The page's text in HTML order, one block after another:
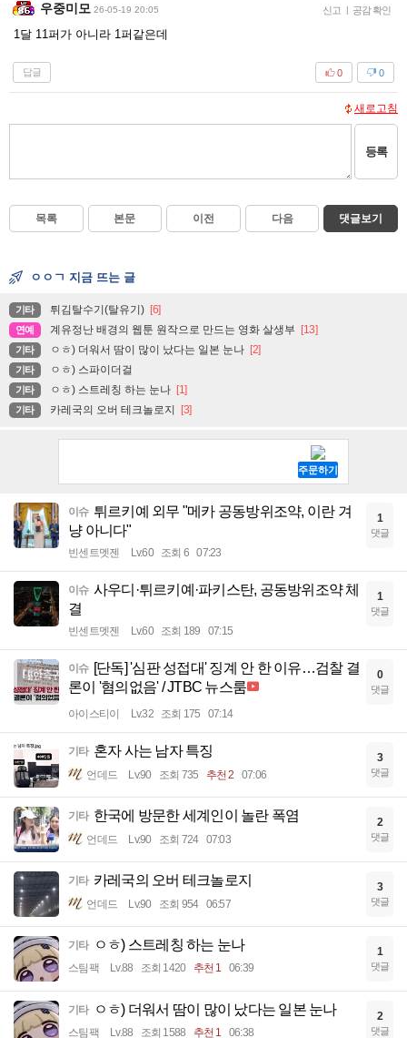
우중미모 26-05-19 20:05 신고 | 공감 확인
1달 11퍼가 아니라 1퍼같은데
답글 0
0
새로고침
등록
목록 본문 이전 다음 댓글보기
ㅇㅇㄱ 지금 뜨는 글
기타 튀김탈수기(탈유기) [6]
연예 계유정난 배경의 웹툰 원작으로 만드는 영화 살생부 [13]
기타 ㅇㅎ) 더워서 땀이 많이 났다는 일본 눈나 [2]
기타 ㅇㅎ) 스파이더걸
기타 ㅇㅎ) 스트레칭 하는 눈나 [1]
기타 카레국의 오버 테크놀로지 [3]
이슈 튀르키예 외무 "메카 공동방위조약, 이란 겨
냥 아니다"
빈센트멧젠 Lv.60 조회 6 07:23
1
댓글
이슈 사우디·튀르키예·파키스탄, 공동방위조약 체
결
빈센트멧젠 Lv.60 조회 189 07:15
1
댓글
이슈 [단독] '심판 성접대' 징계 안 한 이유…검찰 결
론이 '혐의없음' / JTBC 뉴스룸
아이스티이 Lv.32 조회 175 07:14
0
댓글
기타 혼자 사는 남자 특징
언데드 Lv.90 조회 735 추천 2 07:06
3
댓글
기타 한국에 방문한 세계인이 놀란 폭염
언데드 Lv.90 조회 724 07:03
2
댓글
기타 카레국의 오버 테크놀로지
언데드 Lv.90 조회 954 06:57
3
댓글
기타 ㅇㅎ) 스트레칭 하는 눈나
스팀팩 Lv.88 조회 1420 추천 1 06:39
1
댓글
기타 ㅇㅎ) 더워서 땀이 많이 났다는 일본 눈나
스팀팩 Lv.88 조회 1588 추천 1 06:38
2
댓글